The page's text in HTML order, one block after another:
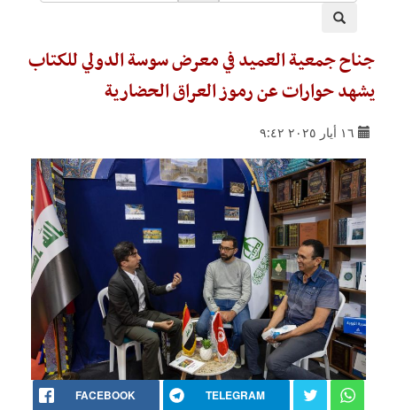
جناح جمعية العميد في معرض سوسة الدولي للكتاب
يشهد حوارات عن رموز العراق الحضارية
١٦ أيار ٢٠٢٥ ٩:٤٢
FACEBOOK TELEGRAM